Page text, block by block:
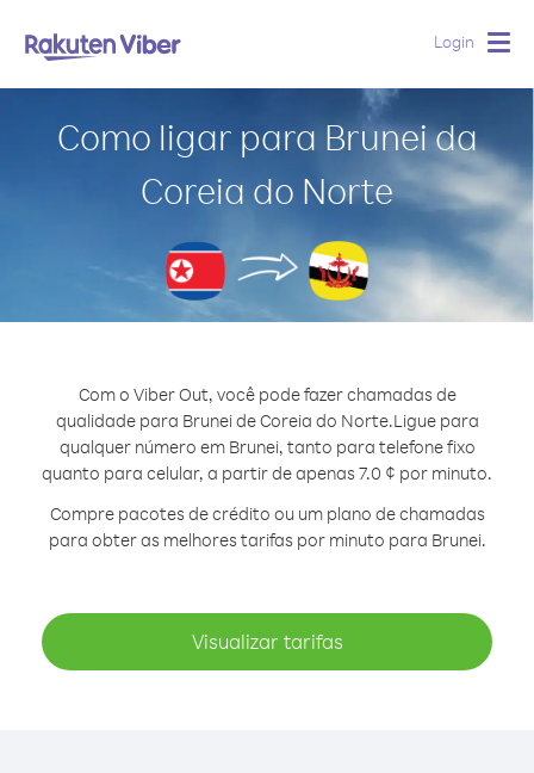
Login
Como ligar para Brunei da
Coreia do Norte
Com o Viber Out, você pode fazer chamadas de
qualidade para Brunei de Coreia do Norte.Ligue para
qualquer número em Brunei, tanto para telefone fixo
quanto para celular, a partir de apenas 7.0 ¢ por minuto.
Compre pacotes de crédito ou um plano de chamadas
para obter as melhores tarifas por minuto para Brunei.
Visualizar tarifas